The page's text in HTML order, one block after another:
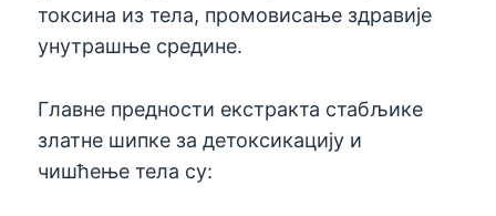
токсина из тела, промовисање здравије
унутрашње средине.
Главне предности екстракта стабљике
златне шипке за детоксикацију и
чишћење тела су: